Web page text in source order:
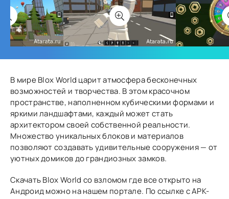
В мире Blox World царит атмосфера бесконечных
возможностей и творчества. В этом красочном
пространстве, наполненном кубическими формами и
яркими ландшафтами, каждый может стать
архитектором своей собственной реальности.
Множество уникальных блоков и материалов
позволяют создавать удивительные сооружения — от
уютных домиков до грандиозных замков.
Скачать Blox World со взломом где все открыто на
Андроид можно на нашем портале. По ссылке с APK-